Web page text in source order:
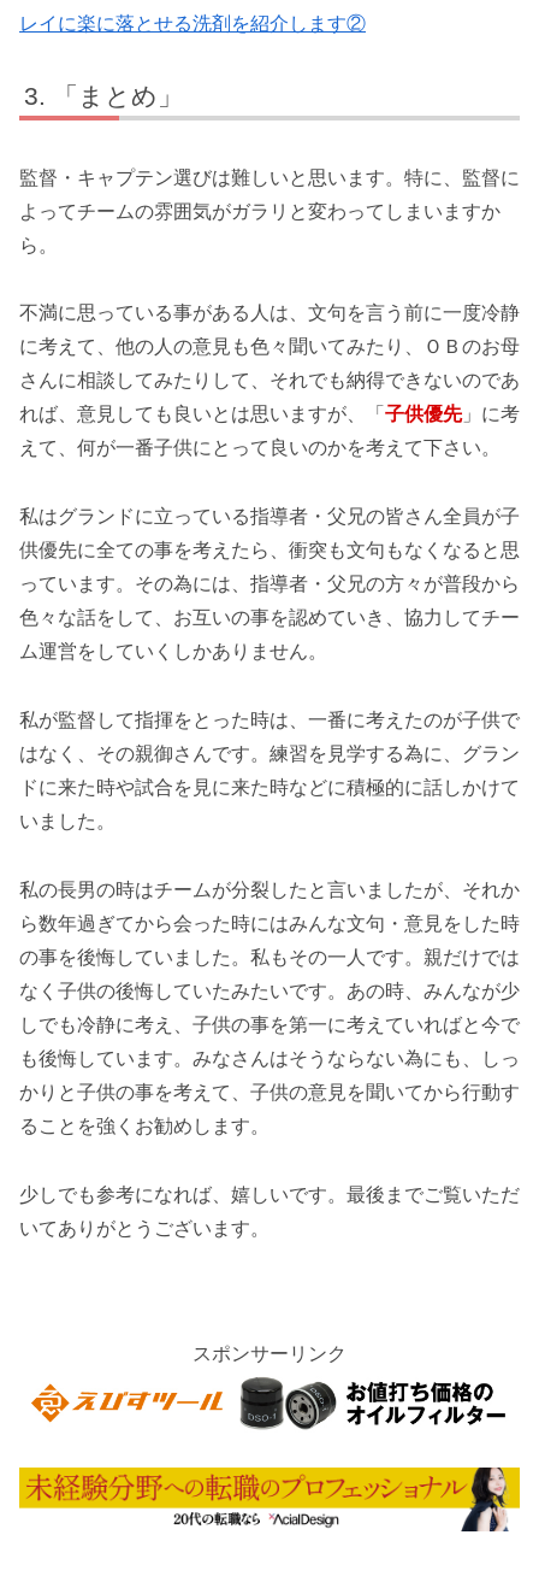
レイに楽に落とせる洗剤を紹介します②
「まとめ」
監督・キャプテン選びは難しいと思います。特に、監督に
よってチームの雰囲気がガラリと変わってしまいますか
ら。
不満に思っている事がある人は、文句を言う前に一度冷静
に考えて、他の人の意見も色々聞いてみたり、ＯＢのお母
さんに相談してみたりして、それでも納得できないのであ
れば、意見しても良いとは思いますが、「 子供優先」に考
えて、何が一番子供にとって良いのかを考えて下さい。
私はグランドに立っている指導者・父兄の皆さん全員が子
供優先に全ての事を考えたら、衝突も文句もなくなると思
っています。その為には、指導者・父兄の方々が普段から
色々な話をして、お互いの事を認めていき、協力してチー
ム運営をしていくしかありません。
私が監督して指揮をとった時は、一番に考えたのが子供で
はなく、その親御さんです。練習を見学する為に、グラン
ドに来た時や試合を見に来た時などに積極的に話しかけて
いました。
私の長男の時はチームが分裂したと言いましたが、それか
ら数年過ぎてから会った時にはみんな文句・意見をした時
の事を後悔していました。私もその一人です。親だけでは
なく子供の後悔していたみたいです。あの時、みんなが少
しでも冷静に考え、子供の事を第一に考えていればと今で
も後悔しています。みなさんはそうならない為にも、しっ
かりと子供の事を考えて、子供の意見を聞いてから行動す
ることを強くお勧めします。
少しでも参考になれば、嬉しいです。最後までご覧いただ
いてありがとうございます。
スポンサーリンク